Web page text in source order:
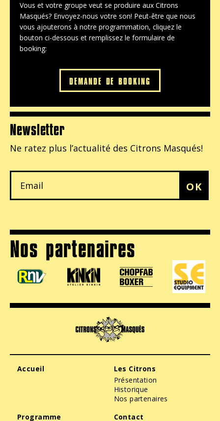
Vous et votre groupe veut se produire aux Citrons
Masqués? Envoyez-nous votre son! Peut-être que nous
vous ajouterons à notre programmation, cliquez le
bouton ci-dessous et remplissez le formulaire de
booking:
DEMANDE DE BOOKING
Newsletter
Ne ratez plus l’actualité des Citrons Masqués!
OK
Nos partenaires
Accueil
Les Citrons
Présentation
Historique
Nos partenaires
Programme
Contact